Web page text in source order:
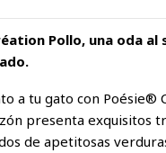
Pollo, una oda al
a tu gato con Poésie®
presenta exquisitos
de apetitosas